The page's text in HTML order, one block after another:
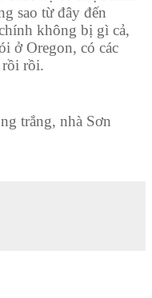
sao từ đây đến
không bị gì cả,
ở Oregon, có các
rồi.
trắng, nhà Sơn